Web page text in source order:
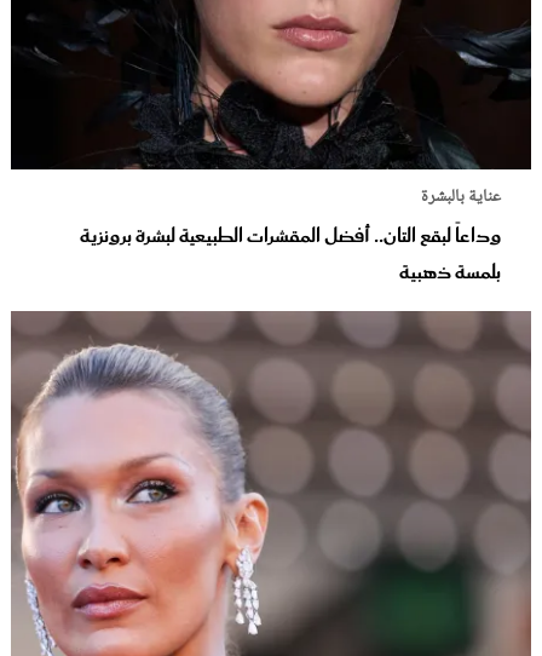
عناية بالبشرة
وداعاً لبقع التان.. أفضل المقشرات الطبيعية لبشرة برونزية
بلمسة ذهبية